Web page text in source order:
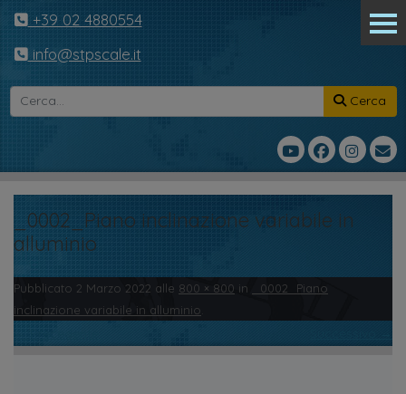
+39 02 4880554
info@stpscale.it
Cerca
_0002_Piano inclinazione variabile in
alluminio
Pubblicato 2 Marzo 2022 alle 800 × 800 in
_0002_Piano
inclinazione variabile in alluminio